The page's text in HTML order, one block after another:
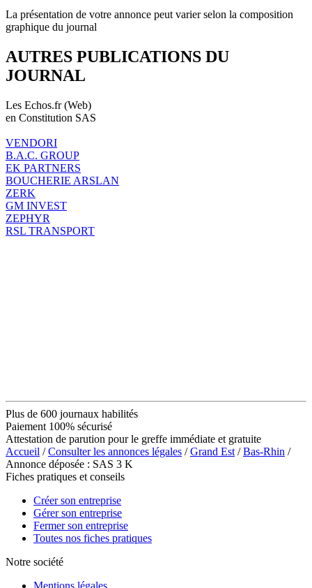
La présentation de votre annonce peut varier selon la composition
graphique du journal
AUTRES PUBLICATIONS DU
JOURNAL
Les Echos.fr (Web)
en Constitution SAS
VENDORI
B.A.C. GROUP
EK PARTNERS
BOUCHERIE ARSLAN
ZERK
GM INVEST
ZEPHYR
RSL TRANSPORT
Plus de 600 journaux habilités
Paiement 100% sécurisé
Attestation de parution pour le greffe immédiate et gratuite
Accueil /Consulter les annonces légales /Grand Est /Bas-Rhin /
Annonce déposée : SAS 3 K
Fiches pratiques et conseils
Créer son entreprise
Gérer son entreprise
Fermer son entreprise
Toutes nos fiches pratiques
Notre société
Mentions légales